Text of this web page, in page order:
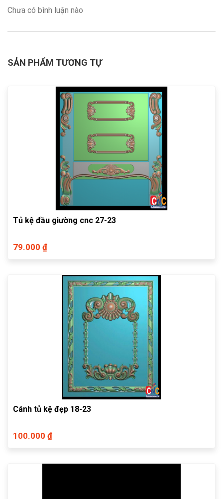
Chưa có bình luận nào
SẢN PHẨM TƯƠNG TỰ
Tủ kệ đầu giường cnc 27-23
79.000 ₫
Cánh tủ kệ đẹp 18-23
100.000 ₫